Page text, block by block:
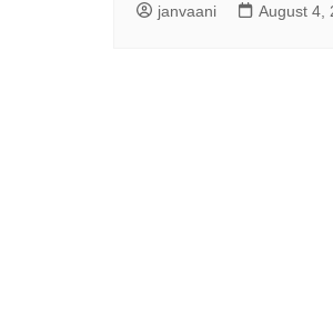
janvaani August 4,